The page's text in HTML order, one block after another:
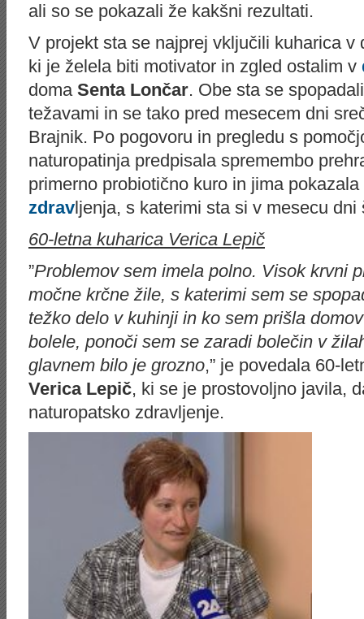
ali so se pokazali že kakšni rezultati.
V projekt sta se najprej vključili kuharica
ki je želela biti motivator in zgled ostalim v
domaSenta Lončar. Obe sta se
težavami in se tako pred mesecem dni
Brajnik. Po pogovoru in pregledu s
naturopatinja predpisala spremembo
primerno probiotično kuro in jima
zdravljenja, s katerimi sta si v mesecu dni
60-letna kuharica Verica Lepič
”Problemov sem imela polno. Visok krvni
močne krčne žile, s katerimi sem se
težko delo v kuhinji in ko sem prišla
bolele, ponoči sem se zaradi bolečin v
glavnem bilo je grozno,” je povedala 60-
Verica Lepič, ki se je prostovoljno javila,
naturopatsko zdravljenje.